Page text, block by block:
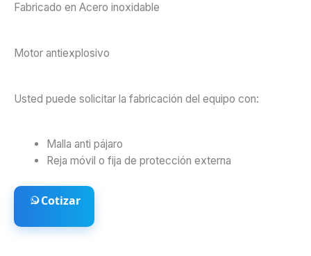
Fabricado en Acero inoxidable
Motor antiexplosivo
Usted puede solicitar la fabricación del equipo con:
Malla anti pájaro
Reja móvil o fija de protección externa
Cotizar